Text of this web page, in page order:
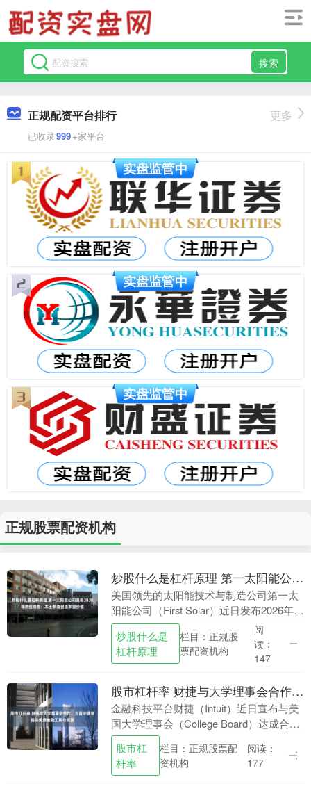
搜索
正规配资平台排行
已收录999+家平台
更多
正规股票配资机构
炒股什么是杠杆原理 第一太阳能公司发布2026年责任报告：本土制造创造多重价值
美国领先的太阳能技术与制造公司第一太
阳能公司（First Solar）近日发布2026年企
业责任报告炒股什么是杠杆原理，阐述了
其在美国本土的制造与供应链如何创造....
炒股什么是
杠杆原理
栏目：正规股
票配资机构
阅
读：
147
股市杠杆率 财捷与大学理事会合作，为高中课堂提供免费金融工具与资源
金融科技平台财捷（Intuit）近日宣布与美
国大学理事会（College Board）达成合作
股市杠杆率，将为全新推出的AP商业与个
人理财课程提供免费的补充教学....
股市杠
杆率
栏目：正规股票配
资机构
阅读：
177